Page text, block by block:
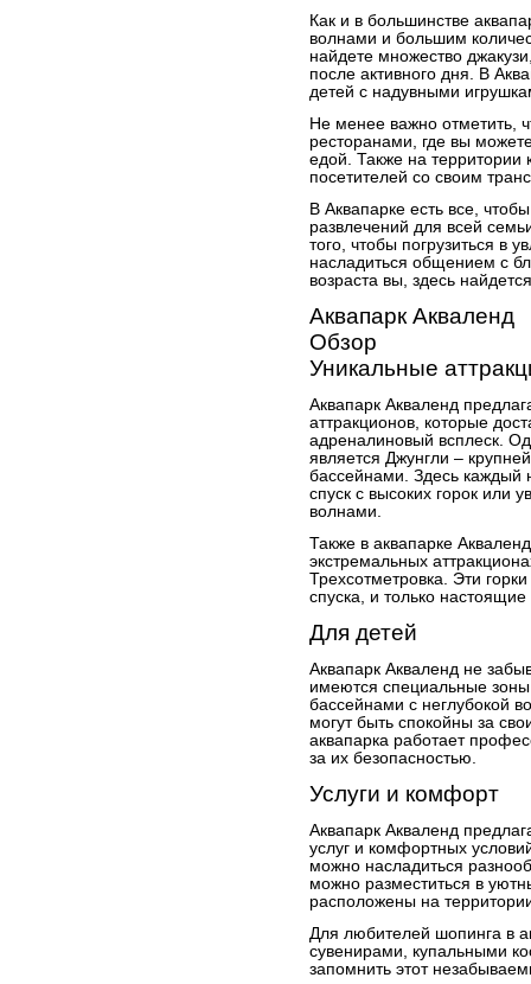
Как и в большинстве
волнами и большим
найдете множество
после активного дня. В
детей с надувными
Не менее важно отметить,
ресторанами, где вы
едой. Также на территории
посетителей со своим
В Аквапарке есть все,
развлечений для всей
того, чтобы погрузиться в
насладиться общением с
возраста вы, здесь
Аквапарк Акваленд
Обзор
Уникальные
Аквапарк Акваленд
аттракционов, которые
адреналиновый всплеск.
является Джунгли –
бассейнами. Здесь каждый
спуск с высоких горок или
волнами.
Также в аквапарке
экстремальных
Трехсотметровка. Эти
спуска, и только
Для детей
Аквапарк Акваленд не
имеются специальные
бассейнами с неглубокой
могут быть спокойны за
аквапарка работает
за их безопасностью.
Услуги и комфорт
Аквапарк Акваленд
услуг и комфортных
можно насладиться
можно разместиться в
расположены на
Для любителей шопинга в
сувенирами, купальными
запомнить этот